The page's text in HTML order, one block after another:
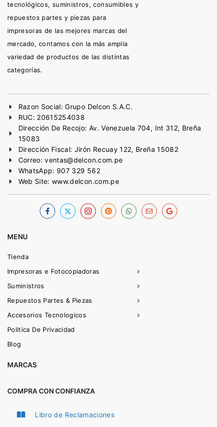
tecnológicos, suministros, consumibles y
repuestos partes y piezas para
impresoras de las mejores marcas del
mercado, contamos con la más amplia
variedad de productos de las distintas
categorías.
Razon Social: Grupo Delcon S.A.C.
RUC: 20615254038
Dirección De Recojo: Av. Venezuela 704, Int 312, Breña
15083
Dirección Fiscal: Jirón Recuay 122, Breña 15082
Correo: ventas@delcon.com.pe
WhatsApp: 907 329 562
Web Site: www.delcon.com.pe
MENU
Tienda
Impresoras e Fotocopiadoras
Suministros
Repuestos Partes & Piezas
Accesorios Tecnologicos
Politica De Privacidad
Blog
MARCAS
COMPRA CON CONFIANZA
Libro de Reclamaciones